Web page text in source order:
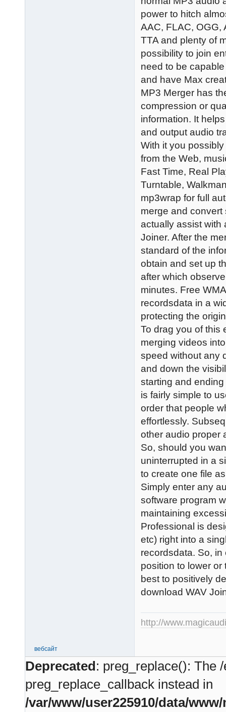
power to hitch
AAC, FLAC, OGG,
TTA and plenty of
possibility to join
need to be
and have Max
MP3 Merger has
compression or
information. It
and output audio
With it you
from the Web,
Fast Time, Real
Turntable,
mp3wrap for full
merge and
actually assist with
Joiner. After the
standard of the
obtain and set up
after which
minutes. Free
recordsdata in a
protecting the
To drag you of this
merging videos
speed without any
and down the
starting and
is fairly simple to
order that people
effortlessly.
other audio proper
So, should you
uninterrupted in a
to create one file
Simply enter any
software program
maintaining
Professional is
etc) right into a
recordsdata. So,
position to lower or
best to positively
download WAV
http://
вебсайт
Deprecated: preg_replace(): The
preg_replace_callback instead in
/var/www/user225910/data/